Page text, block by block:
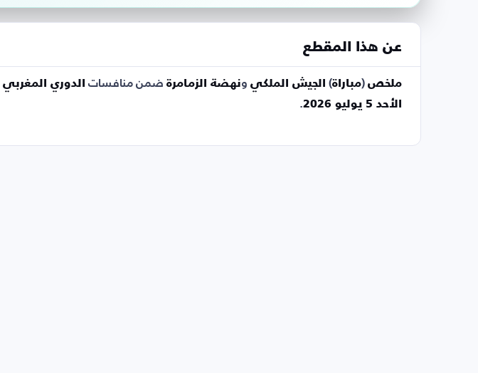
عن هذا المقطع
ملخص (مباراة) الجيش الملكي ونهضة الزمامرة ضمن منافسات الدوري المغربي
الأحد 5 يوليو 2026
.